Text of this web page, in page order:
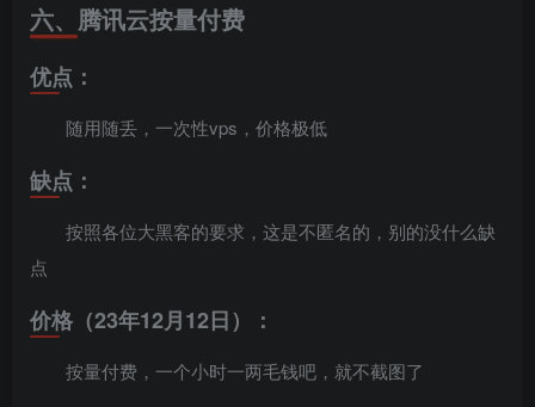
六、腾讯云按量付费
优点：
随用随丢，一次性vps，价格极低
缺点：
按照各位大黑客的要求，这是不匿名的，别的没什么缺
点
价格（23年12月12日）：
按量付费，一个小时一两毛钱吧，就不截图了